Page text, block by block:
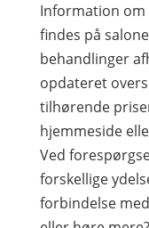
Information
findes på
behandlinger
opdateret
tilhørende
hjemmeside
Ved
forskellige
forbindelse